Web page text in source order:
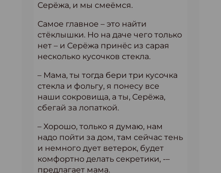
Серёжа, и мы смеёмся.
Самое главное – это найти
стёклышки. Но на даче чего только
нет – и Серёжа принёс из сарая
несколько кусочков стекла.
– Мама, ты тогда бери три кусочка
стекла и фольгу, я понесу все
наши сокровища, а ты, Серёжа,
сбегай за лопаткой.
– Хорошо, только я думаю, нам
надо пойти за дом, там сейчас тень
и немного дует ветерок, будет
комфортно делать секретики, -–
предлагает мама.